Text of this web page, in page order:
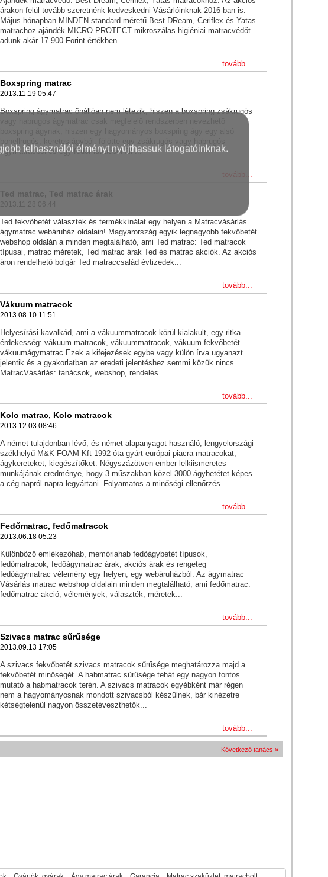
felhasználói élményt nyújthassuk látogatóinknak.
árakon felül tovább szeretnénk kedveskedni Vásárlóinknak 2016-ban is.
Május hónapban MINDEN standard méretű Best DReam, Ceriflex és Yatas
matrachoz ajándék MICRO PROTECT mikroszálas higiéniai matracvédőt
adunk akár 17 900 Forint értékben...
tovább...
Boxspring matrac
2013.11.19 05:47
Boxspring ágymatrac önállóan nem létezik, hiszen a boxspring zsákrugós
ágymatracból és egy fedőmatracból áll ...
tovább...
Ted matrac, Ted matrac árak
2013.11.28 06:44
Ted fekvőbetét választék és termékkínálat egy helyen a Matracvásárlás
ágymatrac webáruház oldalain! Magyarország egyik legnagyobb fekvőbetét
webshop oldalán a minden megtalálható, ami Ted matrac: Ted matracok
típusai, matrac méretek, Ted matrac árak Ted és matrac akciók. Az akciós
áron rendelhető bolgár Ted matraccsalád évtizedek...
tovább...
Vákuum matracok
2013.08.10 11:51
Helyesírási kavalkád, ami a vákuummatracok körül kialakult, egy ritka
érdekesség: vákuum matracok, vákuummatracok, vákuum fekvőbetét
vákuumágymatrac Ezek a kifejezések egybe vagy külön írva ugyanazt
jelentik és a gyakorlatban az eredeti jelentéshez semmi közük nincs.
MatracVásárlás: tanácsok, webshop, rendelés...
tovább...
Kolo matrac, Kolo matracok
2013.12.03 08:46
A német tulajdonban lévő, és német alapanyagot használó, lengyelországi
székhelyű M&K FOAM Kft 1992 óta gyárt európai piacra matracokat,
ágykereteket, kiegészítőket. Négyszázötven ember lelkiismeretes
munkájának eredménye, hogy 3 műszakban közel 3000 ágybetétet képes
a cég napról-napra legyártani. Folyamatos a minőségi ellenőrzés...
tovább...
Fedőmatrac, fedőmatracok
2013.06.18 05:23
Különböző emlékezőhab, memóriahab fedőágybetét típusok,
fedőmatracok, fedőágymatrac árak, akciós árak és rengeteg
fedőágymatrac vélemény egy helyen, egy webáruházból. Az ágymatrac
Vásárlás matrac webshop oldalain minden megtalálható, ami fedőmatrac:
fedőmatrac akció, vélemények, választék, méretek...
tovább...
Szivacs matrac sűrűsége
2013.09.13 17:05
A szivacs fekvőbetét szivacs matracok sűrűsége meghatározza majd a
fekvőbetét minőségét. A habmatrac sűrűsége tehát egy nagyon fontos
mutató a habmatracok terén. A szivacs matracok egyébként már régen
nem a hagyományosnak mondott szivacsból készülnek, bár kinézetre
kétségtelenül nagyon összetéveszthetők...
tovább...
Következő tanács »